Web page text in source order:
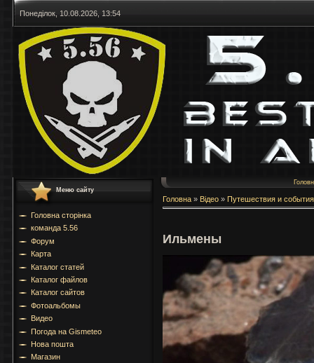
Понеділок, 10.08.2026, 13:54
Меню сайту
Головна сторінка
команда 5.56
Форум
Карта
Каталог статей
Каталог файлов
Каталог сайтов
Фотоальбомы
Видео
Погода на Gismeteo
Нова пошта
Магазин
Головна » Відео » Путешествия и события
Ильмены